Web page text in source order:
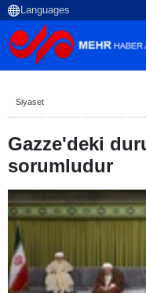
Siyaset
Gazze'deki
sorumludur